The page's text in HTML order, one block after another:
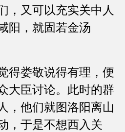
，又可以充实关中人
阳，就固若金汤
娄敬说得有理，便
大臣讨论。此时的群
，他们就图洛阳离山
，于是不想西入关